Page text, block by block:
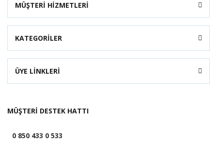
MÜŞTERİ HİZMETLERİ
KATEGORİLER
ÜYE LİNKLERİ
MÜŞTERİ DESTEK HATTI
0 850 433 0 533